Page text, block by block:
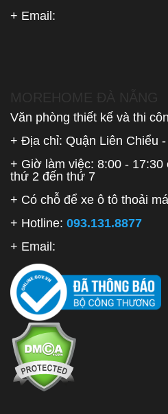
+ Email:
Văn phòng thiết kế và thi
+ Địa chỉ: Quận Liên Chiểu
+ Giờ làm việc: 8:00 -
thứ 2 đến thứ 7
+ Có chỗ để xe ô tô thoải
+ Hotline: 093.131.8877
+ Email: